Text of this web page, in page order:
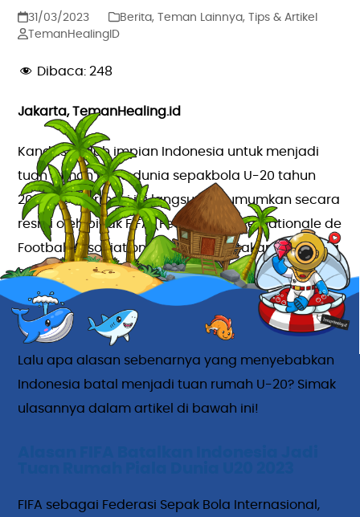
31/03/2023 Berita, Teman Lainnya,
Tips & Artikel
TemanHealingID
Dibaca: 248
Jakarta, TemanHealing.id
Kandas sudah impian Indonesia untuk menjadi
tuan rumah piala dunia sepakbola U-20 tahun
2023 ini. Informasi ini langsung diumumkan secara
resmi oleh pihak FIFA (Federation Internationale de
Football Association) yang menyatakan Indonesia
secara resmi telah dicoret dari daftar sebagai
tuan rumah Piala Dunia U-20 2023 dikarenakan
alasan tertentu.
Lalu apa alasan sebenarnya yang menyebabkan
Indonesia batal menjadi tuan rumah U-20? Simak
ulasannya dalam artikel di bawah ini!
FIFA sebagai Federasi Sepak Bola Internasional,